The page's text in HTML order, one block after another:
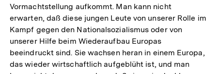
Vormachtstellung aufkommt. Man kann nicht
erwarten, daß diese jungen Leute von unserer Rolle im
Kampf gegen den Nationalsozialismus oder von
unserer Hilfe beim Wiederaufbau Europas
beeindruckt sind. Sie wachsen heran in einem Europa,
das wieder wirtschaftlich aufgeblüht ist, und man